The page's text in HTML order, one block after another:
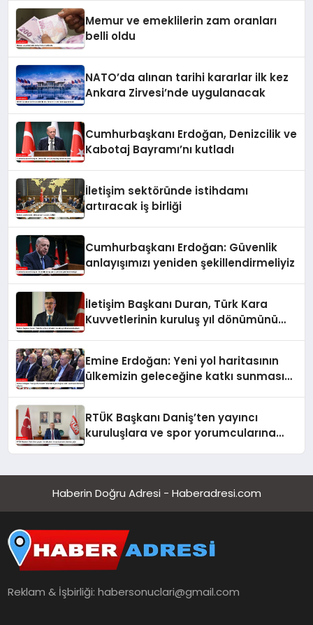
Memur ve emeklilerin zam oranları
belli oldu
NATO’da alınan tarihi kararlar ilk kez
Ankara Zirvesi’nde uygulanacak
Cumhurbaşkanı Erdoğan, Denizcilik ve
Kabotaj Bayramı’nı kutladı
İletişim sektöründe istihdamı
artıracak iş birliği
Cumhurbaşkanı Erdoğan: Güvenlik
anlayışımızı yeniden şekillendirmeliyiz
İletişim Başkanı Duran, Türk Kara
Kuvvetlerinin kuruluş yıl dönümünü
Emine Erdoğan: Yeni yol haritasının
ülkemizin geleceğine katkı sunmasını
RTÜK Başkanı Daniş’ten yayıncı
kuruluşlara ve spor yorumcularına
Haberin Doğru Adresi - Haberadresi.com
Reklam & İşbirliği:habersonuclari@gmail.com